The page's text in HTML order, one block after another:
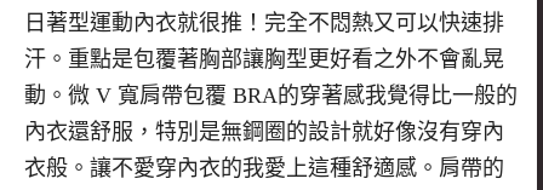
日著型運動內衣就很推！完全不悶熱又可以快速排
汗。重點是包覆著胸部讓胸型更好看之外不會亂晃
動。微 V 寬肩帶包覆 BRA的穿著感我覺得比一般的
內衣還舒服，特別是無鋼圈的設計就好像沒有穿內
衣般。讓不愛穿內衣的我愛上這種舒適感。肩帶的